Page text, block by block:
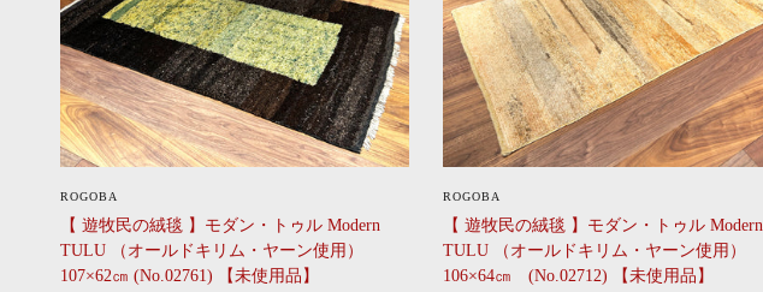
ROGOBA
【 遊牧民の絨毯 】モダン・トゥル Modern
TULU （オールドキリム・ヤーン使用）
107×62㎝ (No.02761) 【未使用品】
ROGOBA
【 遊牧民の絨毯 】モダン・トゥル Modern
TULU （オールドキリム・ヤーン使用）
106×64㎝ (No.02712) 【未使用品】